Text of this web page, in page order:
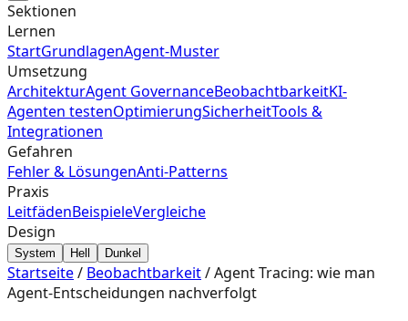
Sektionen
Lernen
StartGrundlagenAgent‑Muster
Umsetzung
ArchitekturAgent GovernanceBeobachtbarkeitKI-
Agenten testenOptimierungSicherheitTools &
Integrationen
Gefahren
Fehler & LösungenAnti-Patterns
Praxis
LeitfädenBeispieleVergleiche
Design
System Hell Dunkel
Startseite/ Beobachtbarkeit/Agent Tracing: wie man
Agent-Entscheidungen nachverfolgt